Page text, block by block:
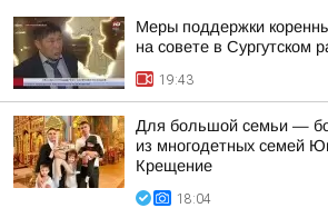
Меры поддержки
на совете в Сургутском
19:43
Для большой семьи —
из многодетных семей
Крещение
18:04